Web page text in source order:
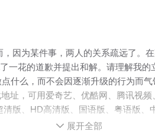
因为某件事，两人的关系疏远了。
花的道歉并提出和解。请理解我
点什么，而不会因逐渐升级的行为
摄像头发出的视频……
 展开全部
址，可用爱奇艺、优酷网、腾讯视
版、HD高清版、国语版、粤语版
，本站第一时间为您更新最新热门电